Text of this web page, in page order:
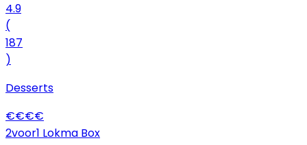
4.9
(
187
)
Desserts
€€€€
2voor1 Lokma Box